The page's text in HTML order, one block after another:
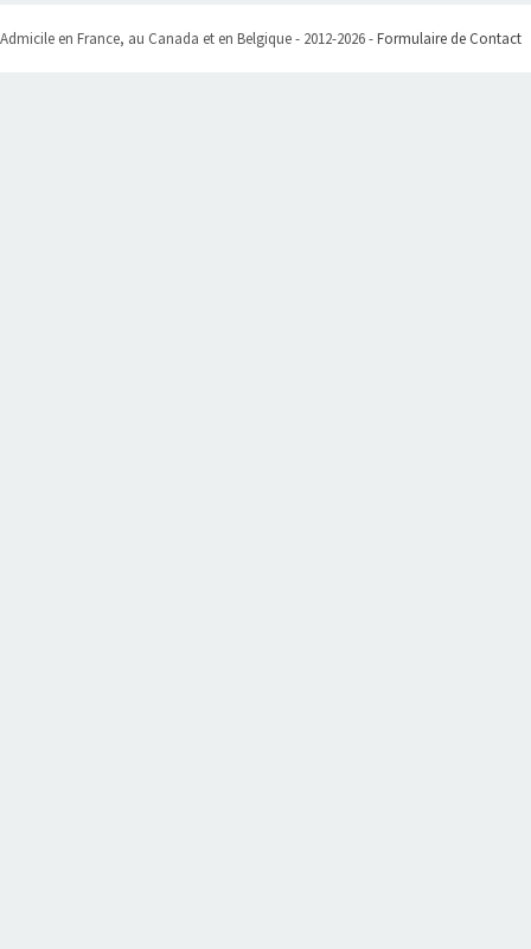
Admicile en France, au Canada et en Belgique - 2012-2026 -Formulaire de Contact